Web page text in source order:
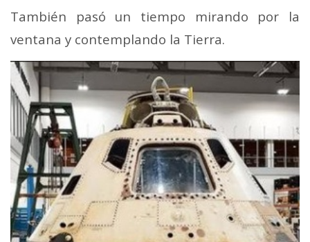
También pasó un tiempo mirando por la
ventana y contemplando la Tierra.